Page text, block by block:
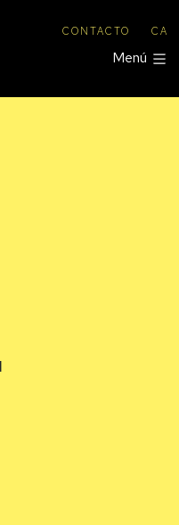
CONTACTO CA
Menú